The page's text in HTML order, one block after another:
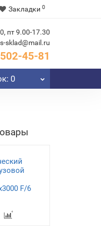
Закладки 0
пт 9.00-17.30
sklad@mail.ru
502-45-81
: 0
F/6